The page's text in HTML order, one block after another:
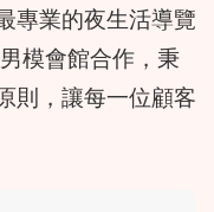
專業的夜生活導覽
模會館合作，秉
則，讓每一位顧客